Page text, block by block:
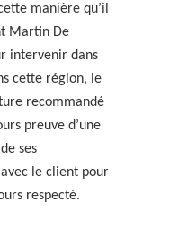
manière qu’il
Martin De
intervenir dans
cette région, le
recommandé
preuve d’une
ses
le client pour
respecté.